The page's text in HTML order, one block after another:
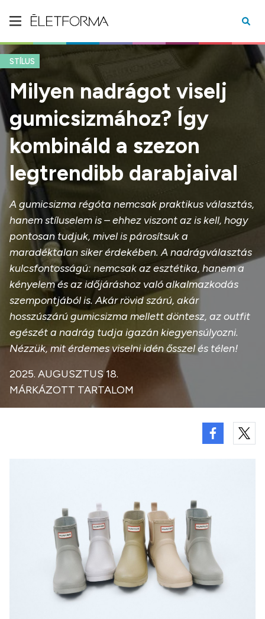
STÍLUS
Milyen nadrágot viselj
gumicsizmához? Így
kombináld a szezon
legtrendibb darabjaival
A gumicsizma régóta nemcsak praktikus választás,
hanem stíluselem is – ehhez viszont az is kell, hogy
pontosan tudjuk, mivel is párosítsuk a
maradéktalan siker érdekében. A nadrágválasztás
kulcsfontosságú: nemcsak az esztétika, hanem a
kényelem és az időjáráshoz való alkalmazkodás
szempontjából is. Akár rövid szárú, akár
hosszúszárú gumicsizma mellett döntesz, az outfit
egészét a nadrág tudja igazán kiegyensúlyozni.
Nézzük, mit érdemes viselni idén ősszel és télen!
2025. AUGUSZTUS 18.
MÁRKÁZOTT TARTALOM